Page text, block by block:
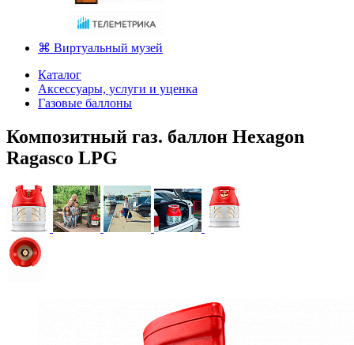
⌘ Виртуальный музей
Каталог
Аксессуары, услуги и уценка
Газовые баллоны
Композитный газ. баллон Hexagon
Ragasco LPG